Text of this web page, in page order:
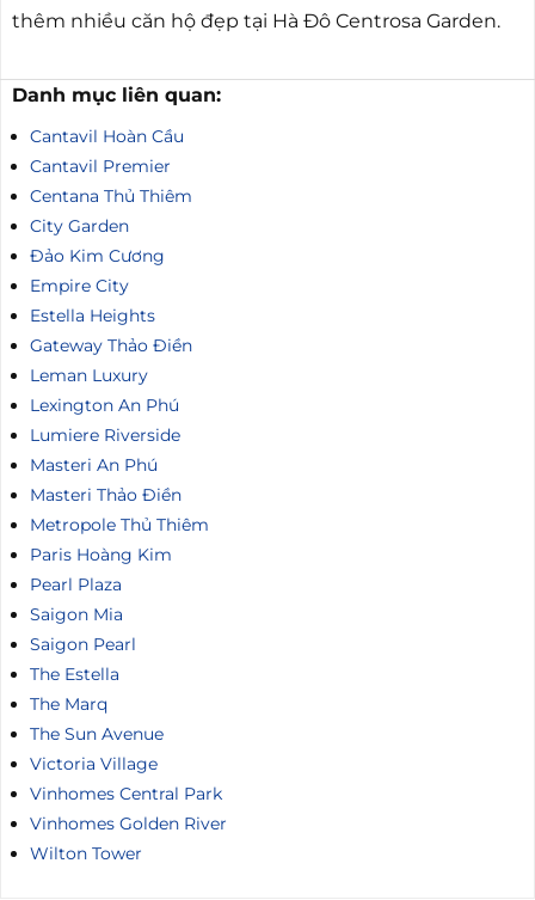
thêm nhiều căn hộ đẹp tại Hà Đô Centrosa Garden.
Danh mục liên quan:
Cantavil Hoàn Cầu
Cantavil Premier
Centana Thủ Thiêm
City Garden
Đảo Kim Cương
Empire City
Estella Heights
Gateway Thảo Điền
Leman Luxury
Lexington An Phú
Lumiere Riverside
Masteri An Phú
Masteri Thảo Điền
Metropole Thủ Thiêm
Paris Hoàng Kim
Pearl Plaza
Saigon Mia
Saigon Pearl
The Estella
The Marq
The Sun Avenue
Victoria Village
Vinhomes Central Park
Vinhomes Golden River
Wilton Tower